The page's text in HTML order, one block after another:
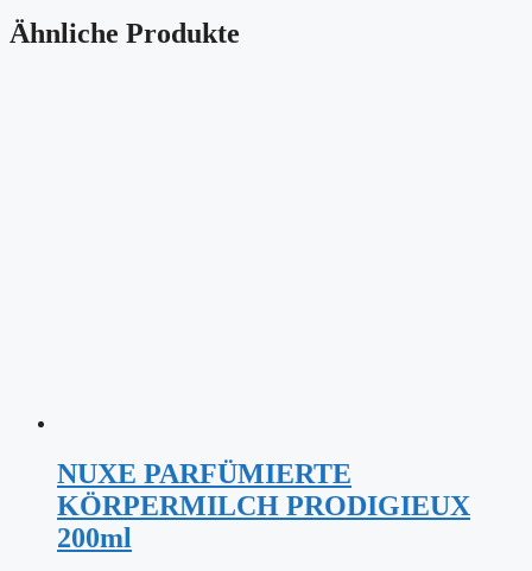
Ähnliche Produkte
NUXE PARFÜMIERTE
KÖRPERMILCH PRODIGIEUX
200ml